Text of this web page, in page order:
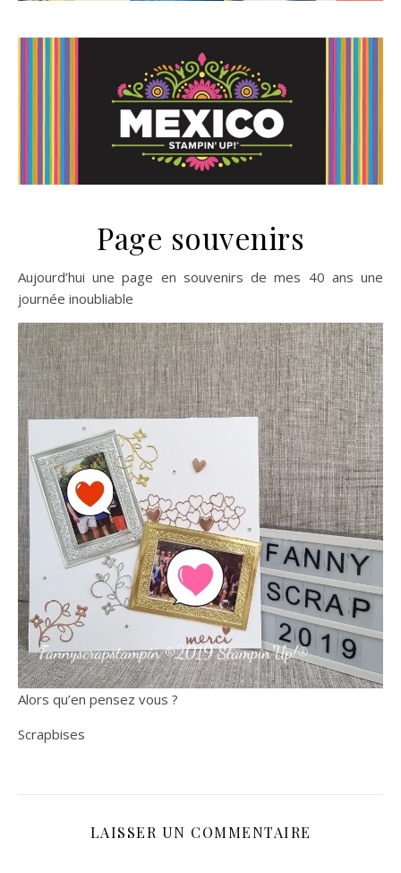
Page souvenirs
Aujourd’hui une page en souvenirs de mes 40 ans une
journée inoubliable
Alors qu’en pensez vous ?
Scrapbises
LAISSER UN COMMENTAIRE